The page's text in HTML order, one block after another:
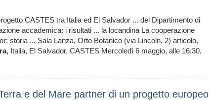
CASTES tra Italia ed El Salvador ... del Dipartimento di
accademica: i risultati ... la locandina La cooperazione
storia ... Sala Lanza, Orto Botanico (via Lincoln, 2) articolo,
, Italia, El Salvador, CASTES Mercoledì 6 maggio, alle 16:30,
e del Mare partner di un progetto europeo